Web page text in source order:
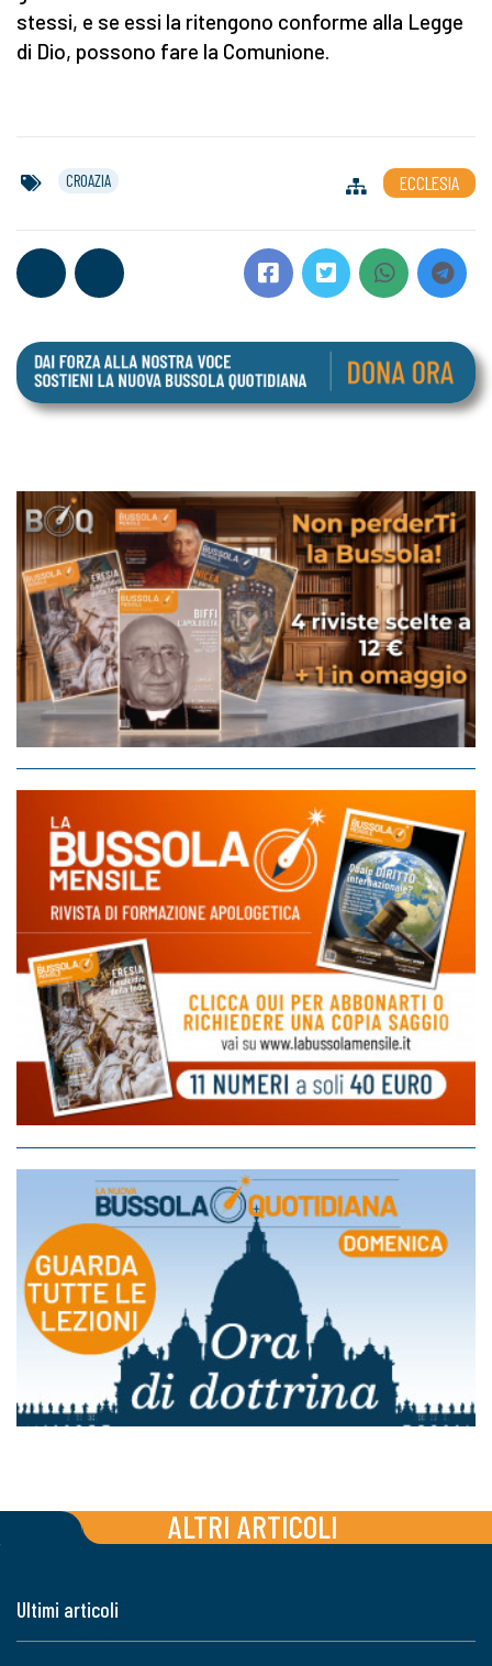
stessi, e se essi la ritengono conforme alla Legge
di Dio, possono fare la Comunione.
CROAZIA ECCLESIA
ALTRI ARTICOLI
Ultimi articoli